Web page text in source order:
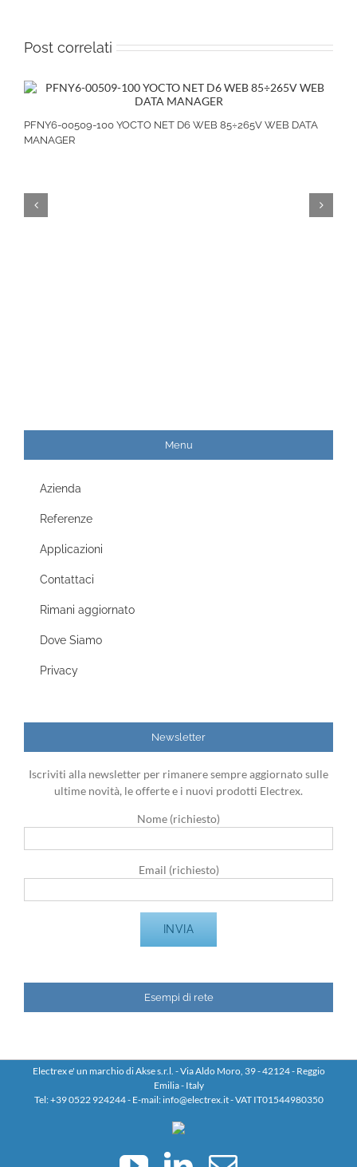
Post correlati
PFNY6-00509-100 YOCTO NET D6 WEB 85÷265V WEB DATA
MANAGER
Menu
Azienda
Referenze
Applicazioni
Contattaci
Rimani aggiornato
Dove Siamo
Privacy
Newsletter
Iscriviti alla newsletter per rimanere sempre aggiornato sulle
ultime novità, le offerte e i nuovi prodotti Electrex.
Nome (richiesto)
Email (richiesto)
Esempi di rete
Electrex e' un marchio di Akse s.r.l. - Via Aldo Moro, 39 - 42124 - Reggio
Emilia - Italy
Tel: +39 0522 924244 - E-mail: info@electrex.it - VAT IT01544980350